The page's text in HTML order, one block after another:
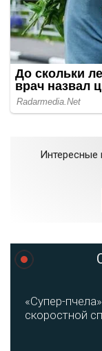
Интересные
«Супер-
скоростной